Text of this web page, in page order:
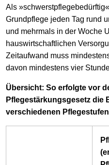
Als
Grundpflege jeden Tag rund
und mehrmals in der Woche
hauswirtschaftlichen
Zeitaufwand muss
davon mindestens vier
Übersicht: So erfolgte vor
Pflegestärkungsgesetz die
verschiedenen Pflegestufen